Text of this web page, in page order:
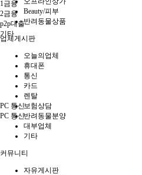
1금융
2금융
p2p대출
기타
PC 통신
PC 통신
Beauty/피부
반려동물상품
업체게시판
오늘의업체
휴대폰
통신
카드
렌탈
보험상담
반려동물분양
대부업체
기타
커뮤니티
자유게시판